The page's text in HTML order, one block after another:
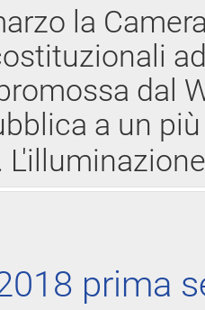
la
dal
a un
prima